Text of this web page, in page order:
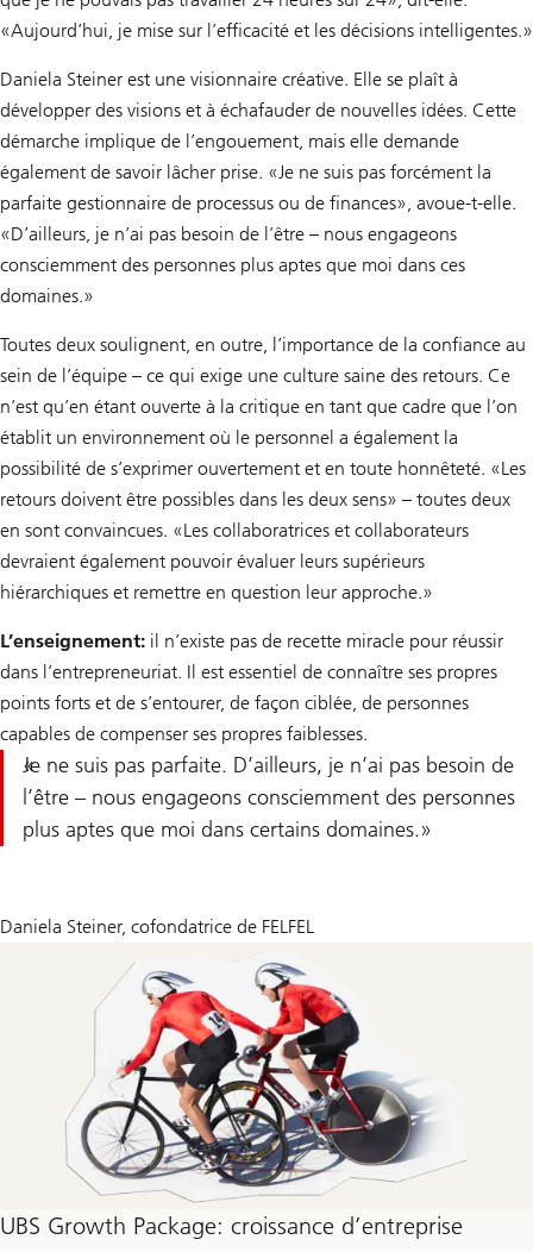
«Aujourd’hui, je mise sur l’efficacité et les décisions intelligentes.»
Daniela Steiner est une visionnaire créative. Elle se plaît à
développer des visions et à échafauder de nouvelles idées. Cette
démarche implique de l’engouement, mais elle demande
également de savoir lâcher prise. «Je ne suis pas forcément la
parfaite gestionnaire de processus ou de finances», avoue-t-elle.
«D’ailleurs, je n’ai pas besoin de l’être – nous engageons
consciemment des personnes plus aptes que moi dans ces
domaines.»
Toutes deux soulignent, en outre, l’importance de la confiance au
sein de l’équipe – ce qui exige une culture saine des retours. Ce
n’est qu’en étant ouverte à la critique en tant que cadre que l’on
établit un environnement où le personnel a également la
possibilité de s’exprimer ouvertement et en toute honnêteté. «Les
retours doivent être possibles dans les deux sens» – toutes deux
en sont convaincues. «Les collaboratrices et collaborateurs
devraient également pouvoir évaluer leurs supérieurs
hiérarchiques et remettre en question leur approche.»
L’enseignement: il n’existe pas de recette miracle pour réussir
dans l’entrepreneuriat. Il est essentiel de connaître ses propres
points forts et de s’entourer, de façon ciblée, de personnes
capables de compenser ses propres faiblesses.
Je ne suis pas parfaite. D’ailleurs, je n’ai pas besoin de
l’être – nous engageons consciemment des personnes
plus aptes que moi dans certains domaines.
Daniela Steiner, cofondatrice de FELFEL
UBS Growth Package: croissance d’entreprise